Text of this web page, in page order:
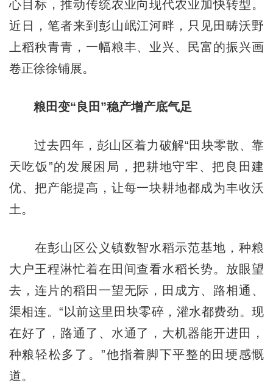
心目标，推动传统农业向现代农业加快转型。
近日，笔者来到彭山岷江河畔，只见田畴沃野
上稻秧青青，一幅粮丰、业兴、民富的振兴画
卷正徐徐铺展。
粮田变“良田”稳产增产底气足
过去四年，彭山区着力破解“田块零散、靠
天吃饭”的发展困局，把耕地守牢、把良田建
优、把产能提高，让每一块耕地都成为丰收沃
土。
在彭山区公义镇数智水稻示范基地，种粮
大户王程淋忙着在田间查看水稻长势。放眼望
去，连片的稻田一望无际，田成方、路相通、
渠相连。“以前这里田块零碎，灌水都费劲。现
在好了，路通了、水通了，大机器能开进田，
种粮轻松多了。”他指着脚下平整的田埂感慨
道。